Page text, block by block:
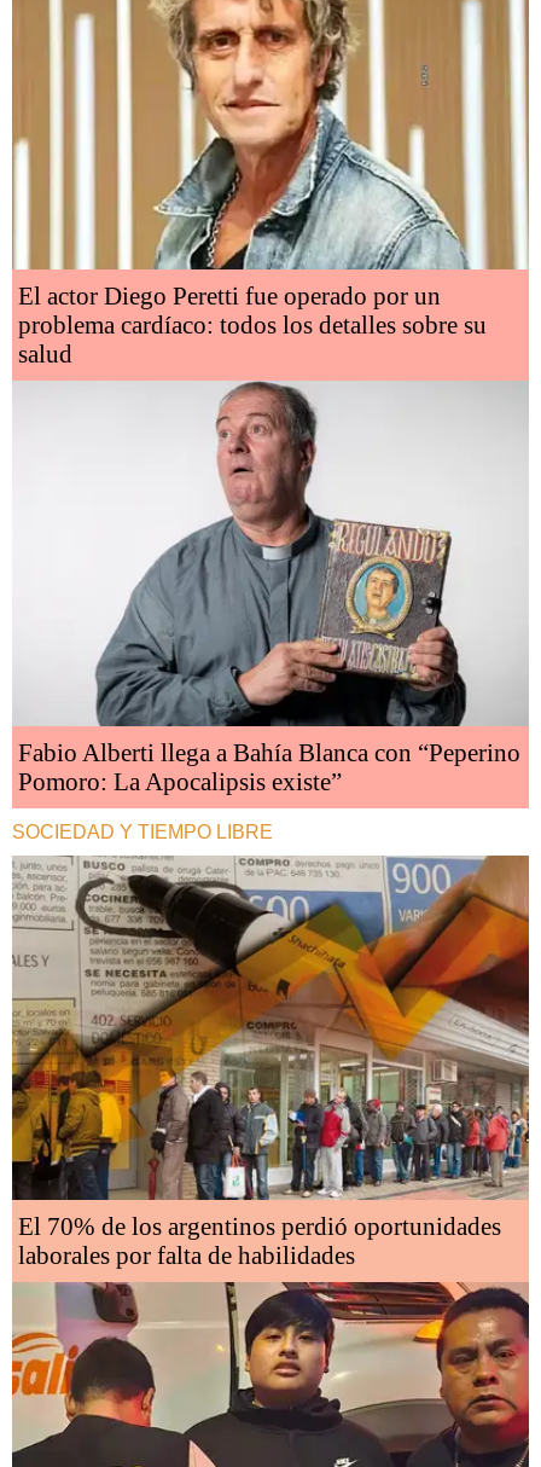
El actor Diego Peretti fue operado por un
problema cardíaco: todos los detalles sobre su
salud
Fabio Alberti llega a Bahía Blanca con “Peperino
Pomoro: La Apocalipsis existe”
SOCIEDAD Y TIEMPO LIBRE
El 70% de los argentinos perdió oportunidades
laborales por falta de habilidades